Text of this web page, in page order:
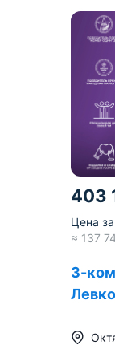
403
Цена
≈ 137
3-